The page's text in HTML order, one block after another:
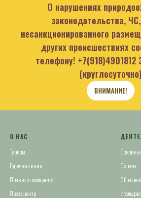
О нарушениях
законодательства,
несанкционированного
других происшествиях
телефону! +7(918)4901812
(круглосуточно)
ВНИМАНИЕ!
О НАС
Туризм
Горячая линия
Правила посещения
Пресс-центр
Охрана